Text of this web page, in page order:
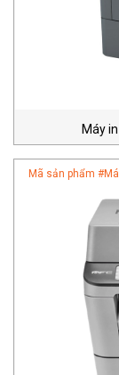
Máy
Mã sản phẩm #